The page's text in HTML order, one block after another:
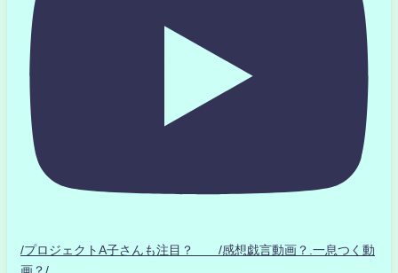
/プロジェクトA子さんも注目？ /感想戯言動画？.一息つく動
画？/